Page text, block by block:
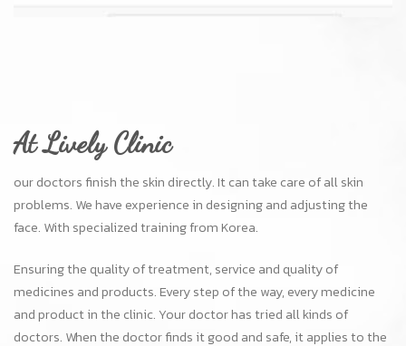
patient handsome in their own style. At a fair price Easy access
to BTS Phrom Phong and car parking.
Branch (Phrom Phong)
The Manor Project 32/1 (BTS Phrom Pong exit 3)
Sukhumvit 39 Bangkok 10110
Tel : +66-95-294-6914